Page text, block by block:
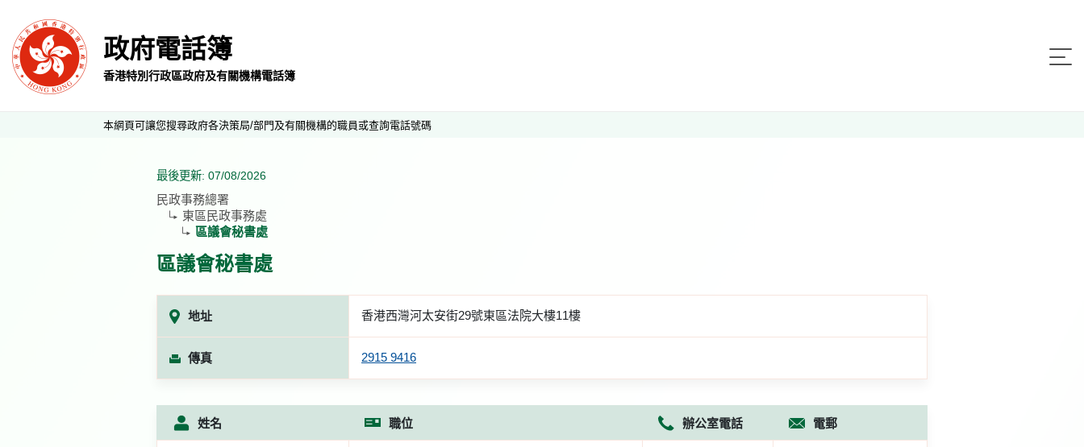
政府電話簿
香港特別行政區政府及有關機構電話簿
本網頁可讓您搜尋政府各決策局/部門及有關機構的職員或查詢電話號碼
最後更新: 07/08/2026
民政事務總署
東區民政事務處
區議會秘書處
區議會秘書處
地址 香港西灣河太安街29號東區法院大樓11樓
傳真 2915 9416
姓名 職位 辦公室電話 電郵